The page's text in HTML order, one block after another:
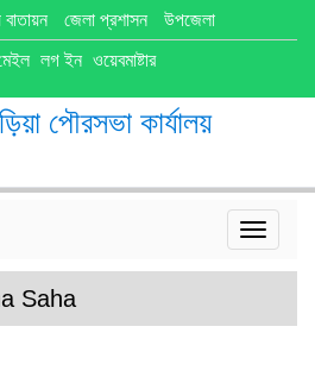
জেলা প্রশাসন
উপজেলা
লগ ইন ওয়েবমাষ্টার
পৌরসভা কার্যালয়
Toggle
Saha